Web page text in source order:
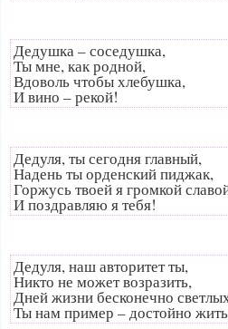
Дедушка – соседушка,
Ты мне, как родной,
Вдоволь чтобы хлебушка,
И вино – рекой!
Дедуля, ты сегодня главный,
Надень ты орденский пиджак,
Горжусь твоей я громкой
И поздравляю я тебя!
Дедуля, наш авторитет ты,
Никто не может возразить,
Дней жизни бесконечно
Ты нам пример – достойно